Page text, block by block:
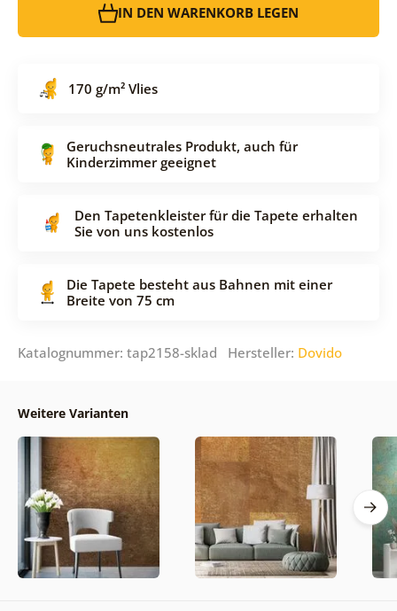
IN DEN WARENKORB LEGEN
170 g/m² Vlies
Geruchsneutrales Produkt, auch für
Kinderzimmer geeignet
Den Tapetenkleister für die Tapete erhalten
Sie von uns kostenlos
Die Tapete besteht aus Bahnen mit einer
Breite von 75 cm
Katalognummer: tap2158-sklad Hersteller: Dovido
Weitere Varianten